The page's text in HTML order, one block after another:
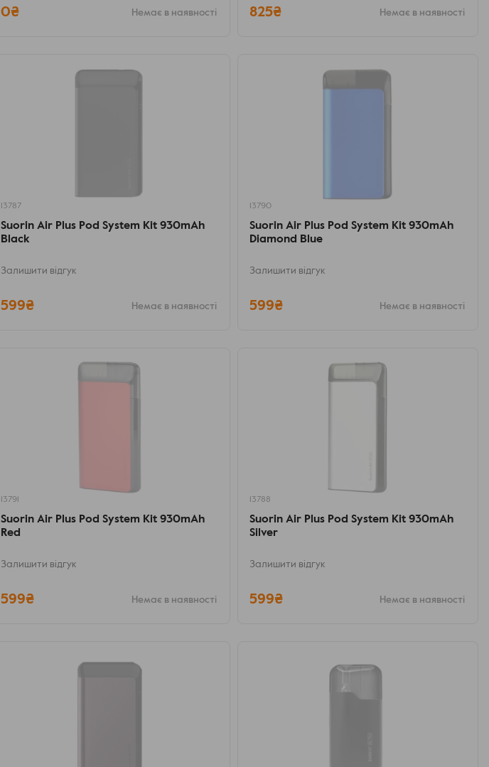
0₴ Немає в наявності 825₴ Немає в наявності
13787
Suorin Air Plus Pod System Kit 930mAh
Black
Залишити відгук
599₴ Немає в наявності
13790
Suorin Air Plus Pod System Kit 930mAh
Diamond Blue
Залишити відгук
599₴ Немає в наявності
13791
Suorin Air Plus Pod System Kit 930mAh
Red
Залишити відгук
599₴ Немає в наявності
13788
Suorin Air Plus Pod System Kit 930mAh
Silver
Залишити відгук
599₴ Немає в наявності